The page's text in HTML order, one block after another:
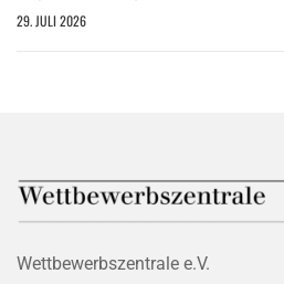
29. JULI 2026
Wettbewerbszentrale e.V.